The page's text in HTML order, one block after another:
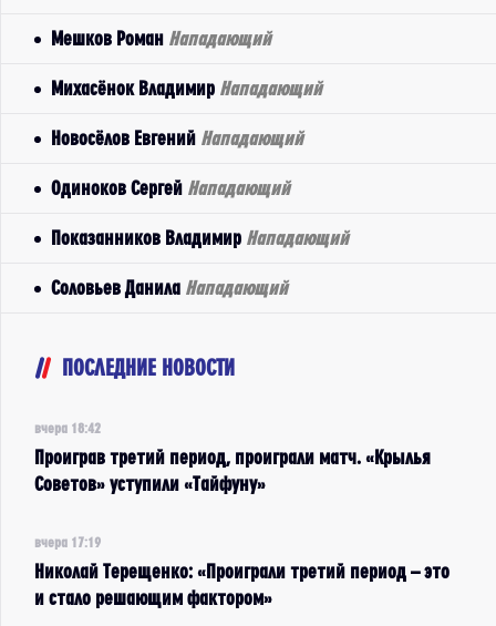
Мешков Роман Нападающий
Михасёнок Владимир Нападающий
Новосёлов Евгений Нападающий
Одиноков Сергей Нападающий
Показанников Владимир Нападающий
Соловьев Данила Нападающий
ПОСЛЕДНИЕ НОВОСТИ
вчера 18:42
Проиграв третий период, проиграли матч. «Крылья
Советов» уступили «Тайфуну»
вчера 17:19
Николай Терещенко: «Проиграли третий период – это
и стало решающим фактором»